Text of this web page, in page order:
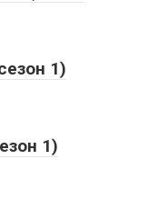
1)
1)